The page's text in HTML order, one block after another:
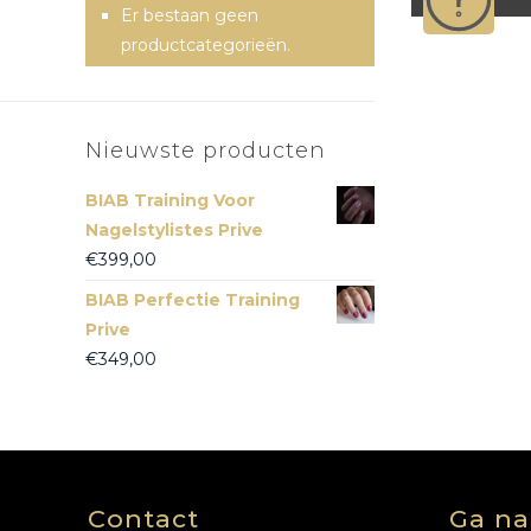
Er bestaan geen
productcategorieën.
Nieuwste producten
BIAB Training Voor
Nagelstylistes Prive
€399,00
BIAB Perfectie Training
Prive
€349,00
Contact Ga